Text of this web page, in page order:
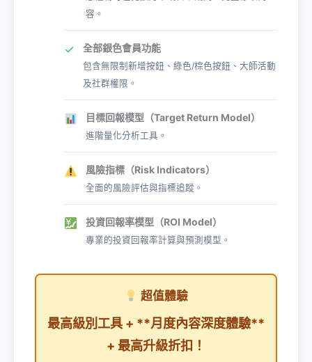
容。
✓ 全部銀色會員功能
包含無限制新增按鈕、綠色/棕色按鈕、大師活動
及社群權限。
目標回報模型（Target Return Model）
進階量化分析工具。
風險指標（Risk Indicators）
全面的風險評估與指標追蹤。
投資回報率模型（ROI Model）
專業的投資回報率計算與預測模型。
超值體驗
最高級別工具 + **月度內容深度體驗**
+ 最高升級折扣！